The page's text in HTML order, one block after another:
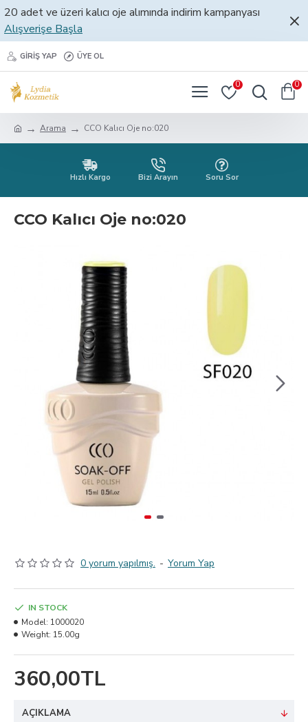
20 adet ve üzeri kalıcı oje alımında indirim kampanyası
Alışverişe Başla
GIRIŞ YAP ÜYE OL
0 0
Arama CCO Kalıcı Oje no:020
Hızlı Kargo Bizi Arayın Soru Sor
CCO Kalıcı Oje no:020
0 yorum yapılmış. - Yorum Yap
360,00TL
IN STOCK
Model: 1000020
Weight: 15.00g
AÇIKLAMA